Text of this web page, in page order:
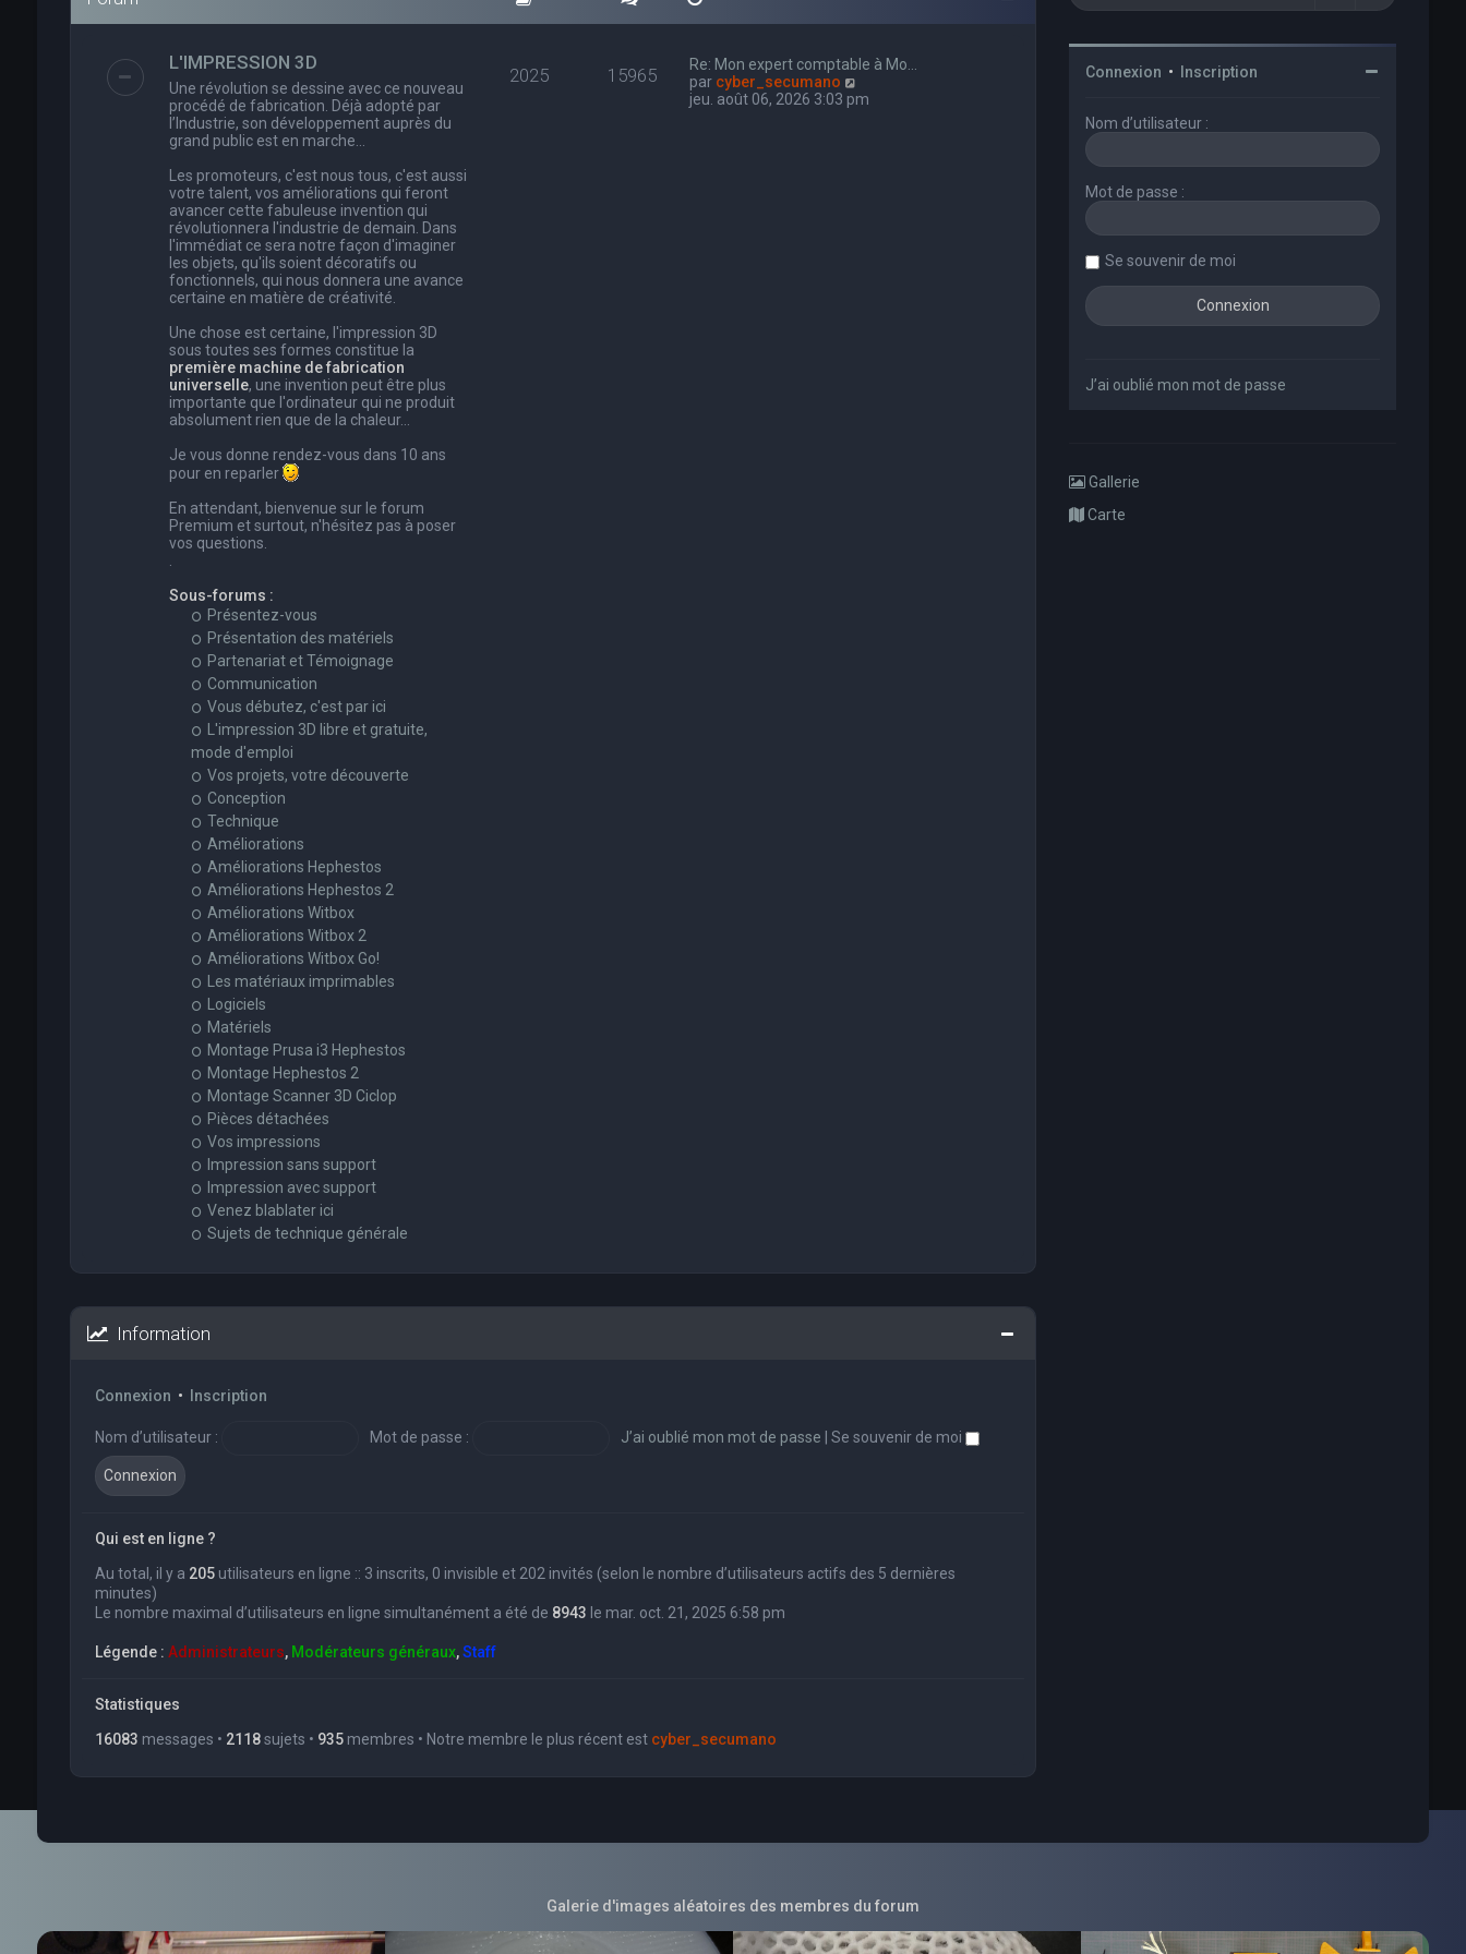
L'IMPRESSION 3D
Une révolution se dessine avec ce nouveau
procédé de fabrication. Déjà adopté par
l’Industrie, son développement auprès du
grand public est en marche…
Les promoteurs, c'est nous tous, c'est aussi
votre talent, vos améliorations qui feront
avancer cette fabuleuse invention qui
révolutionnera l'industrie de demain. Dans
l'immédiat ce sera notre façon d'imaginer
les objets, qu'ils soient décoratifs ou
fonctionnels, qui nous donnera une avance
certaine en matière de créativité.
Une chose est certaine, l'impression 3D
sous toutes ses formes constitue la
première machine de fabrication
universelle, une invention peut être plus
importante que l'ordinateur qui ne produit
absolument rien que de la chaleur...
Je vous donne rendez-vous dans 10 ans
pour en reparler
En attendant, bienvenue sur le forum
Premium et surtout, n'hésitez pas à poser
vos questions.
Sous-forums :
Présentez-vous
Présentation des matériels
Partenariat et Témoignage
Communication
Vous débutez, c'est par ici
L'impression 3D libre et gratuite,
mode d'emploi
Vos projets, votre découverte
Conception
Technique
Améliorations
Améliorations Hephestos
Améliorations Hephestos 2
Améliorations Witbox
Améliorations Witbox 2
Améliorations Witbox Go!
Les matériaux imprimables
Logiciels
Matériels
Montage Prusa i3 Hephestos
Montage Hephestos 2
Montage Scanner 3D Ciclop
Pièces détachées
Vos impressions
Impression sans support
Impression avec support
Venez blablater ici
Sujets de technique générale
2025 15965
Re: Mon expert comptable à Mo…
par cyber_secumano
o
jeu. août 06, 2026 3:03 pm
Information
Connexion • Inscription
Nom d’utilisateur : Mot de passe : J’ai oublié mon mot de passe Se souvenir de moi
Qui est en ligne ?
Au total, il y a 205utilisateurs en ligne :: 3 inscrits, 0 invisible et 202 invités (selon le nombre d’utilisateurs actifs des 5 dernières
minutes)
Le nombre maximal d’utilisateurs en ligne simultanément a été de 8943 le mar. oct. 21, 2025 6:58 pm
Légende : Administrateurs, Modérateurs généraux,Staff
Statistiques
16083 messages • 2118sujets • 935membres • Notre membre le plus récent est cyber_secumano
Connexion • Inscription
Nom d’utilisateur :
Mot de passe :
Se souvenir de moi
J’ai oublié mon mot de passe
Gallerie
Carte
Galerie d'images aléatoires des membres du forum